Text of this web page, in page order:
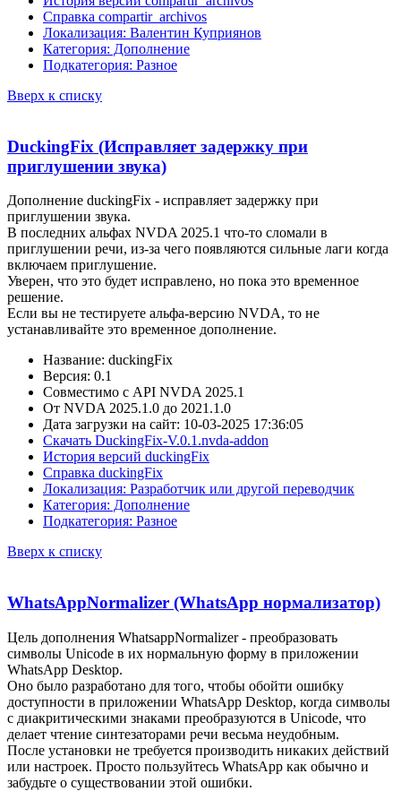
Справка compartir_archivos
Локализация: Валентин Куприянов
Категория: Дополнение
Подкатегория: Разное
Вверх к списку
DuckingFix (Исправляет задержку при
приглушении звука)
Дополнение duckingFix - исправляет задержку при
приглушении звука.
В последних альфах NVDA 2025.1 что-то сломали в
приглушении речи, из-за чего появляются сильные лаги когда
включаем приглушение.
Уверен, что это будет исправлено, но пока это временное
решение.
Если вы не тестируете альфа-версию NVDA, то не
устанавливайте это временное дополнение.
Название: duckingFix
Версия: 0.1
Совместимо с API NVDA 2025.1
От NVDA 2025.1.0 до 2021.1.0
Дата загрузки на сайт: 10-03-2025 17:36:05
Скачать DuckingFix-V.0.1.nvda-addon
История версий duckingFix
Справка duckingFix
Локализация: Разработчик или другой переводчик
Категория: Дополнение
Подкатегория: Разное
Вверх к списку
WhatsAppNormalizer (WhatsApp нормализатор)
Цель дополнения WhatsappNormalizer - преобразовать
символы Unicode в их нормальную форму в приложении
WhatsApp Desktop.
Оно было разработано для того, чтобы обойти ошибку
доступности в приложении WhatsApp Desktop, когда символы
с диакритическими знаками преобразуются в Unicode, что
делает чтение синтезаторами речи весьма неудобным.
После установки не требуется производить никаких действий
или настроек. Просто пользуйтесь WhatsApp как обычно и
забудьте о существовании этой ошибки.